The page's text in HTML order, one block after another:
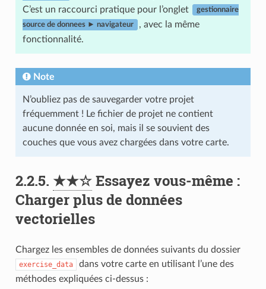
C’est un raccourci pratique pour l’onglet
gestionnaire
source de donnees ► navigateur
, avec la même
fonctionnalité.
Note
N’oubliez pas de sauvegarder votre projet
fréquemment ! Le fichier de projet ne contient
aucune donnée en soi, mais il se souvient des
couches que vous avez chargées dans votre carte.
2.2.5. ★★☆Essayez vous-même :
Charger plus de données
vectorielles
Chargez les ensembles de données suivants du dossier
exercise_data
dans votre carte en utilisant l’une des
méthodes expliquées ci-dessus :